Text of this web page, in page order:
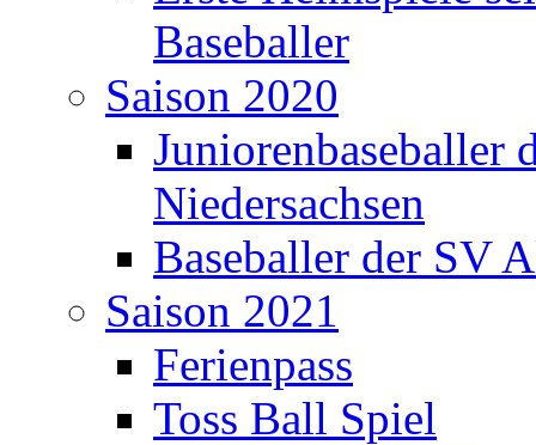
Baseballer
Saison 2020
Juniorenbaseballer
Niedersachsen
Baseballer der SV
Saison 2021
Ferienpass
Toss Ball Spiel